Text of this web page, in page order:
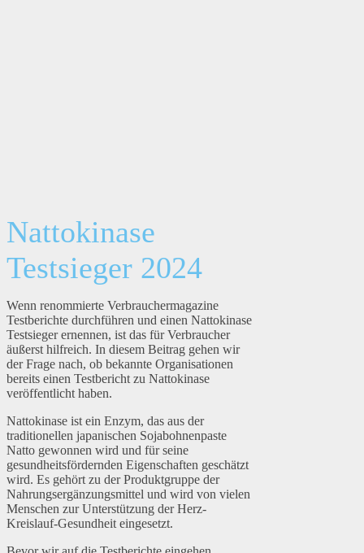
Nattokinase
Testsieger 2024
Wenn renommierte Verbrauchermagazine
Testberichte durchführen und einen Nattokinase
Testsieger ernennen, ist das für Verbraucher
äußerst hilfreich. In diesem Beitrag gehen wir
der Frage nach, ob bekannte Organisationen
bereits einen Testbericht zu Nattokinase
veröffentlicht haben.
Nattokinase ist ein Enzym, das aus der
traditionellen japanischen Sojabohnenpaste
Natto gewonnen wird und für seine
gesundheitsfördernden Eigenschaften geschätzt
wird. Es gehört zu der Produktgruppe der
Nahrungsergänzungsmittel und wird von vielen
Menschen zur Unterstützung der Herz-
Kreislauf-Gesundheit eingesetzt.